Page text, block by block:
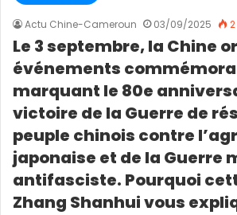
Actu Chine-Cameroun 03/09/2025
Le 3 septembre, la Chine
événements
marquant le 80e
victoire de la Guerre de
peuple chinois contre
japonaise et de la Guerre
antifasciste. Pourquoi
Zhang Shanhui vous